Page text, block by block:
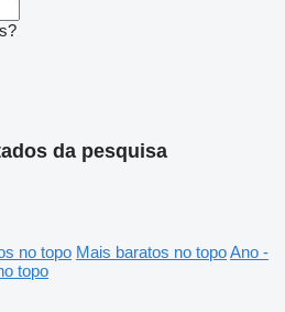
da pesquisa
no topo Mais baratos no topoAno -
topo